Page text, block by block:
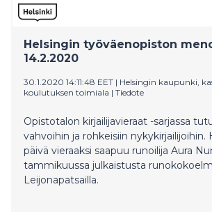
Helsingin työväenopiston
14.2.2020
30.1.2020 14:11:48 EET | Helsingin kaupunki,
koulutuksen toimiala | Tiedote
Opistotalon kirjailijavieraat -sarjassa
vahvoihin ja rohkeisiin nykykirjailijoihin.
päivä vieraaksi saapuu runoilija Aura
tammikuussa julkaistusta
Leijonapatsailla.